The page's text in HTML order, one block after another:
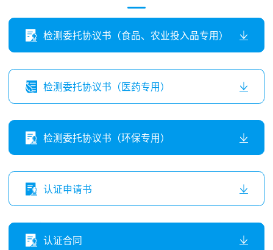
检测委托协议书（食品、农业投入品专用）
检测委托协议书（医药专用）
检测委托协议书（环保专用）
认证申请书
认证合同